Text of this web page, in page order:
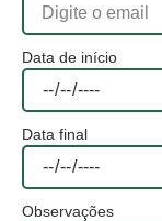
Data de início
Data final
Observações